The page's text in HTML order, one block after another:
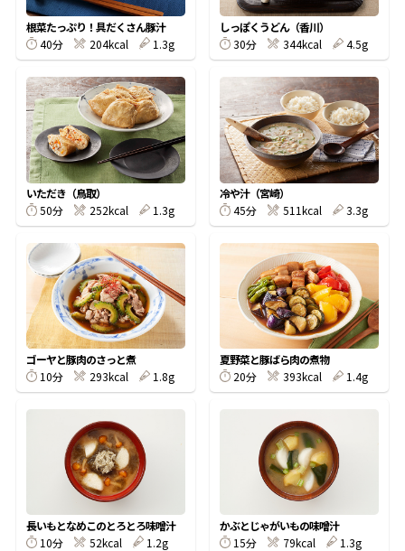
旨さ、別格。だし屋の鍋 韓福善シリーズ
主菜レシピ
汁物レシピ
時短レシピ
おいしいレシピを商品から探す
かつお節レシピ
めんつゆレシピ
割烹白だしレシピ
レシピ特設サイト
割烹白だしレシピ特集
かつお節の削り方
かつお節・だしをもっと知る
ヤマキ かつお節プラス®
かつお節・だしを楽しむ
だしコミュ
キャンペーン一覧
企業情報
- 百年対話
- ヤマキ かつお節プラス®
採用情報
- ジョブリターン制
お問い合わせ
ヤマキお客様相談室
オンラインショップ
コミュニティサイト
Global
根菜たっぷり！具だくさん豚汁
40分
204kcal 1.3g
しっぽくうどん（香川）
30分
344kcal 4.5g
いただき（鳥取）
50分
252kcal 1.3g
冷や汁（宮崎）
45分
511kcal 3.3g
ゴーヤと豚肉のさっと煮
10分
293kcal 1.8g
夏野菜と豚ばら肉の煮物
20分
393kcal 1.4g
長いもとなめこのとろとろ味噌汁
10分
52kcal 1.2g
かぶとじゃがいもの味噌汁
15分
79kcal 1.3g